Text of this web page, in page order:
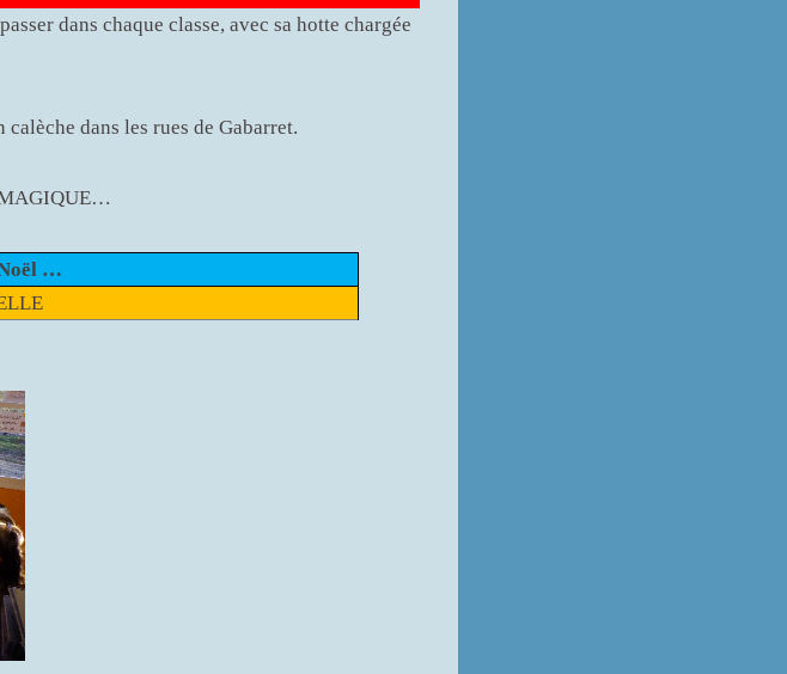
dans chaque classe, avec sa hotte chargée
dans les rues de Gabarret.
MAGIQUE…
…